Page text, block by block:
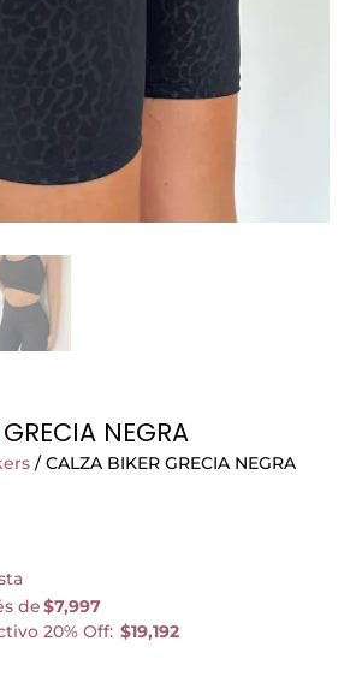
NEGRA
/ CALZA BIKER GRECIA NEGRA
de$7,997
20% Off: $19,192